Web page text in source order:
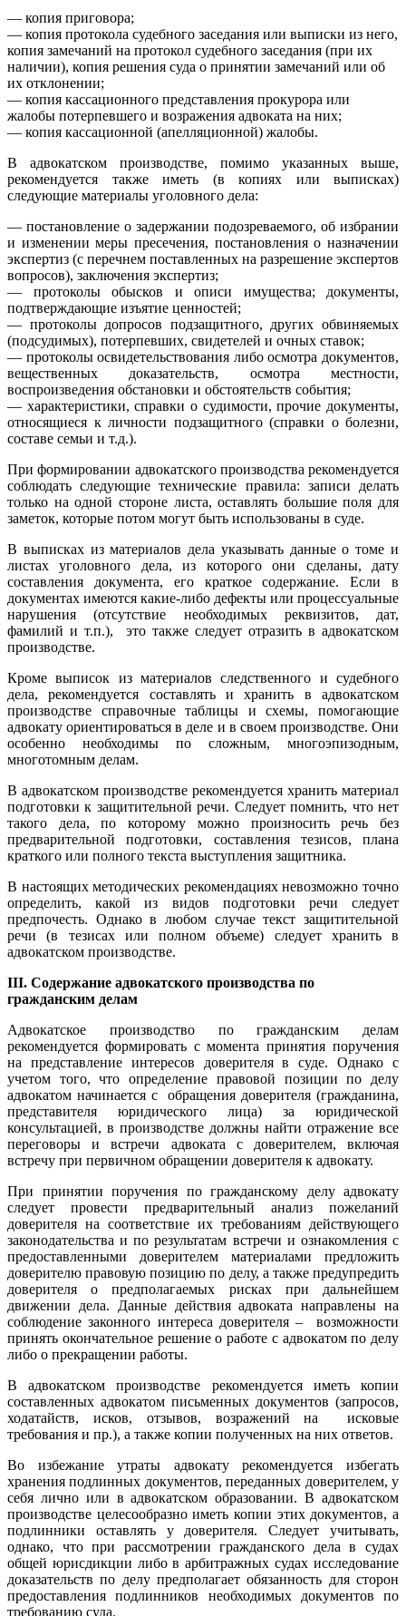
— копия приговора;
— копия протокола судебного заседания или выписки из него,
копия замечаний на протокол судебного заседания (при их
наличии), копия решения суда о принятии замечаний или об
их отклонении;
— копия кассационного представления прокурора или
жалобы потерпевшего и возражения адвоката на них;
— копия кассационной (апелляционной) жалобы.
В адвокатском производстве, помимо указанных выше,
рекомендуется также иметь (в копиях или выписках)
следующие материалы уголовного дела:
— постановление о задержании подозреваемого, об избрании
и изменении меры пресечения, постановления о назначении
экспертиз (с перечнем поставленных на разрешение экспертов
вопросов), заключения экспертиз;
— протоколы обысков и описи имущества; документы,
подтверждающие изъятие ценностей;
— протоколы допросов подзащитного, других обвиняемых
(подсудимых), потерпевших, свидетелей и очных ставок;
— протоколы освидетельствования либо осмотра документов,
вещественных доказательств, осмотра местности,
воспроизведения обстановки и обстоятельств события;
— характеристики, справки о судимости, прочие документы,
относящиеся к личности подзащитного (справки о болезни,
составе семьи и т.д.).
При формировании адвокатского производства рекомендуется
соблюдать следующие технические правила: записи делать
только на одной стороне листа, оставлять большие поля для
заметок, которые потом могут быть использованы в суде.
В выписках из материалов дела указывать данные о томе и
листах уголовного дела, из которого они сделаны, дату
составления документа, его краткое содержание. Если в
документах имеются какие-либо дефекты или процессуальные
нарушения (отсутствие необходимых реквизитов, дат,
фамилий и т.п.), это также следует отразить в адвокатском
производстве.
Кроме выписок из материалов следственного и судебного
дела, рекомендуется составлять и хранить в адвокатском
производстве справочные таблицы и схемы, помогающие
адвокату ориентироваться в деле и в своем производстве. Они
особенно необходимы по сложным, многоэпизодным,
многотомным делам.
В адвокатском производстве рекомендуется хранить материал
подготовки к защитительной речи. Следует помнить, что нет
такого дела, по которому можно произносить речь без
предварительной подготовки, составления тезисов, плана
краткого или полного текста выступления защитника.
В настоящих методических рекомендациях невозможно точно
определить, какой из видов подготовки речи следует
предпочесть. Однако в любом случае текст защитительной
речи (в тезисах или полном объеме) следует хранить в
адвокатском производстве.
III. Содержание адвокатского производства по
гражданским делам
Адвокатское производство по гражданским делам
рекомендуется формировать с момента принятия поручения
на представление интересов доверителя в суде. Однако с
учетом того, что определение правовой позиции по делу
адвокатом начинается с обращения доверителя (гражданина,
представителя юридического лица) за юридической
консультацией, в производстве должны найти отражение все
переговоры и встречи адвоката с доверителем, включая
встречу при первичном обращении доверителя к адвокату.
При принятии поручения по гражданскому делу адвокату
следует провести предварительный анализ пожеланий
доверителя на соответствие их требованиям действующего
законодательства и по результатам встречи и ознакомления с
предоставленными доверителем материалами предложить
доверителю правовую позицию по делу, а также предупредить
доверителя о предполагаемых рисках при дальнейшем
движении дела. Данные действия адвоката направлены на
соблюдение законного интереса доверителя – возможности
принять окончательное решение о работе с адвокатом по делу
либо о прекращении работы.
В адвокатском производстве рекомендуется иметь копии
составленных адвокатом письменных документов (запросов,
ходатайств, исков, отзывов, возражений на исковые
требования и пр.), а также копии полученных на них ответов.
Во избежание утраты адвокату рекомендуется избегать
хранения подлинных документов, переданных доверителем, у
себя лично или в адвокатском образовании. В адвокатском
производстве целесообразно иметь копии этих документов, а
подлинники оставлять у доверителя. Следует учитывать,
однако, что при рассмотрении гражданского дела в судах
общей юрисдикции либо в арбитражных судах исследование
доказательств по делу предполагает обязанность для сторон
предоставления подлинников необходимых документов по
требованию суда.